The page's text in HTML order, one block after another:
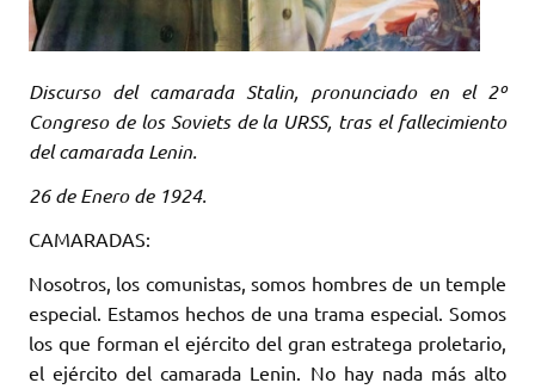
Discurso del camarada Stalin, pronunciado en el 2º
Congreso de los Soviets de la URSS, tras el fallecimiento
del camarada Lenin.
26 de Enero de 1924.
CAMARADAS:
Nosotros, los comunistas, somos hombres de un temple
especial. Estamos hechos de una trama especial. Somos
los que forman el ejército del gran estratega proletario,
el ejército del camarada Lenin. No hay nada más alto